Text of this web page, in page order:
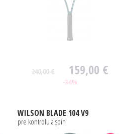
240,00 € 159,00 €
-34%
WILSON BLADE 104 V9
pre kontrolu a spin